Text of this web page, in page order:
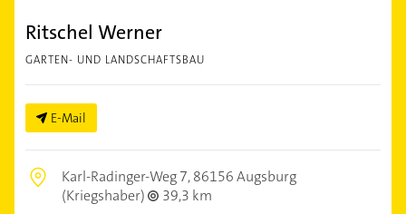
Ritschel Werner
GARTEN- UND LANDSCHAFTSBAU
E-Mail
Karl-Radinger-Weg 7,86156 Augsburg
(Kriegshaber)
39,3 km